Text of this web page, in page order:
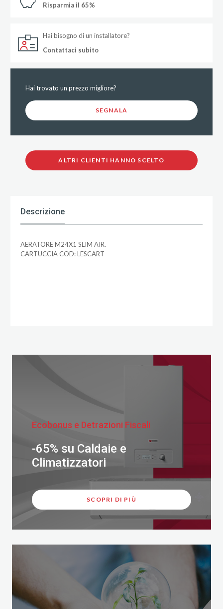
Risparmia il 65%
Hai bisogno di un installatore?
Contattaci subito
Hai trovato un prezzo migliore?
SEGNALA
ALTRI CLIENTI HANNO SCELTO
Descrizione
AERATORE M24X1 SLIM AIR.
CARTUCCIA COD: LESCART
Ecobonus e Detrazioni Fiscali
-65% su Caldaie e
Climatizzatori
SCOPRI DI PIÙ